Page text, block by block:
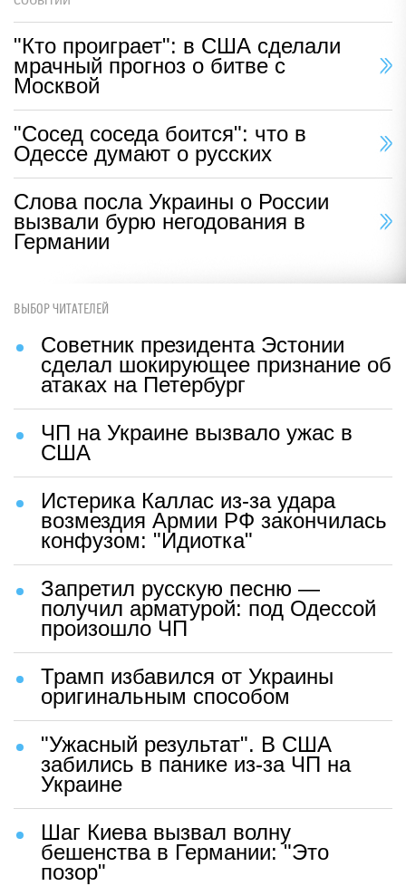
"Кто проиграет": в США сделали
мрачный прогноз о битве с
Москвой
"Сосед соседа боится": что в
Одессе думают о русских
Слова посла Украины о России
вызвали бурю негодования в
Германии
ВЫБОР ЧИТАТЕЛЕЙ
Советник президента Эстонии
сделал шокирующее признание об
атаках на Петербург
ЧП на Украине вызвало ужас в
США
Истерика Каллас из-за удара
возмездия Армии РФ закончилась
конфузом: "Идиотка"
Запретил русскую песню —
получил арматурой: под Одессой
произошло ЧП
Трамп избавился от Украины
оригинальным способом
"Ужасный результат". В США
забились в панике из-за ЧП на
Украине
Шаг Киева вызвал волну
бешенства в Германии: "Это
позор"